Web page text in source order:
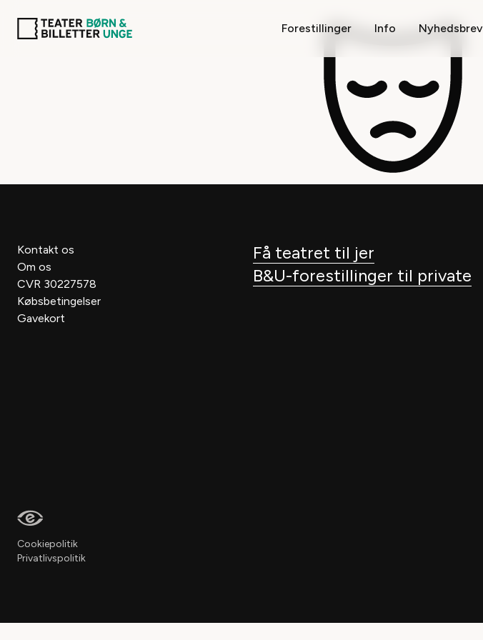
Forestillinger Info Nyhedsbrev
Kontakt os
Om os
CVR 30227578
Købsbetingelser
Gavekort
Få teatret til jer
B&U-forestillinger til private
Cookiepolitik
Privatlivspolitik